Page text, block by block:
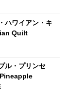
ハワイアン・キ
Quilt
ル・プリンセ